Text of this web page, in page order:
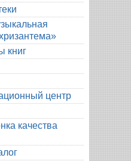
книг
центр
качества